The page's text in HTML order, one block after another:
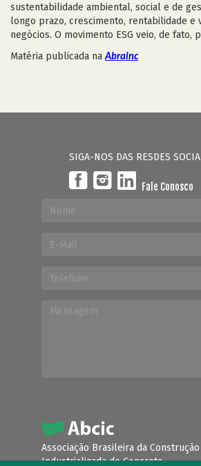
sustentabilidade ambiental, social e de
longo prazo, crescimento, rentabilidade e
negócios. O movimento ESG veio, de fato,
Matéria publicada naAbrainc
SIGA-NOS DAS RESDES
Fale Conosco
Associação Brasileira da Construção
Industrializada de Concreto